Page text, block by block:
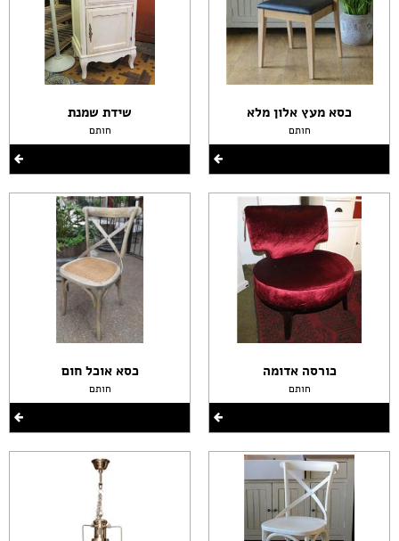
כסא מעץ אלון מלא
חותם
כורסה אדומה
חותם
שידת שמנת
חותם
כסא אוכל חום
חותם